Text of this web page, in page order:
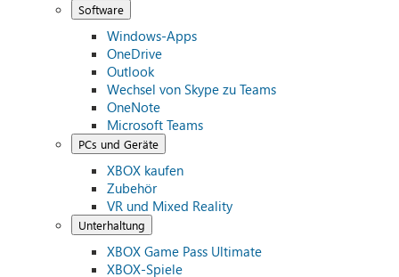
Software
Windows-Apps
OneDrive
Outlook
Wechsel von Skype zu Teams
OneNote
Microsoft Teams
PCs und Geräte
XBOX kaufen
Zubehör
VR und Mixed Reality
Unterhaltung
XBOX Game Pass Ultimate
XBOX-Spiele